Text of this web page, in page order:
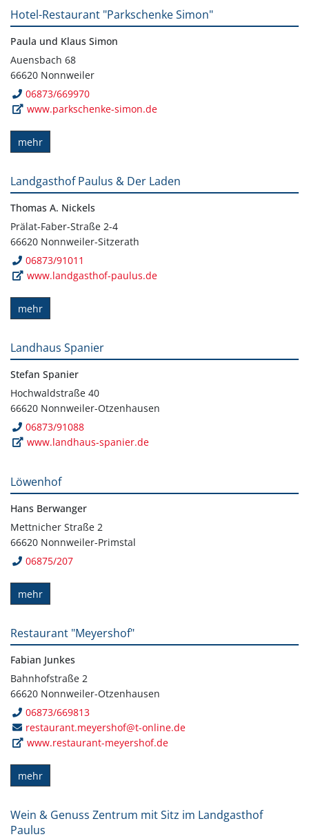
Hotel-Restaurant "Parkschenke Simon"
Paula und Klaus Simon
Auensbach 68
66620 Nonnweiler
06873/669970
www.parkschenke-simon.de
mehr
Landgasthof Paulus & Der Laden
Thomas A. Nickels
Prälat-Faber-Straße 2-4
66620 Nonnweiler-Sitzerath
06873/91011
www.landgasthof-paulus.de
mehr
Landhaus Spanier
Stefan Spanier
Hochwaldstraße 40
66620 Nonnweiler-Otzenhausen
06873/91088
www.landhaus-spanier.de
Löwenhof
Hans Berwanger
Mettnicher Straße 2
66620 Nonnweiler-Primstal
06875/207
mehr
Restaurant "Meyershof"
Fabian Junkes
Bahnhofstraße 2
66620 Nonnweiler-Otzenhausen
06873/669813
restaurant.meyershof@t-online.de
www.restaurant-meyershof.de
mehr
Wein & Genuss Zentrum mit Sitz im Landgasthof
Paulus